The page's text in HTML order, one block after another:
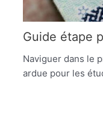
Guide étape
Naviguer dans le
ardue pour les